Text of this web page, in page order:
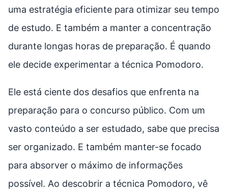
uma estratégia eficiente para otimizar seu tempo
de estudo. E também a manter a concentração
durante longas horas de preparação. É quando
ele decide experimentar a técnica Pomodoro.
Ele está ciente dos desafios que enfrenta na
preparação para o concurso público. Com um
vasto conteúdo a ser estudado, sabe que precisa
ser organizado. E também manter-se focado
para absorver o máximo de informações
possível. Ao descobrir a técnica Pomodoro, vê